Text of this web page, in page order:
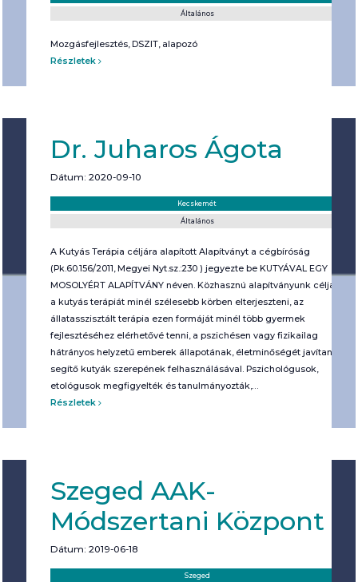
Általános
Mozgásfejlesztés, DSZIT, alapozó
Részletek
Dr. Juharos Ágota
Dátum: 2020-09-10
Kecskemét
Általános
A Kutyás Terápia céljára alapított Alapítványt a cégbíróság
(Pk.60.156/2011, Megyei Nyt.sz.:230 ) jegyezte be KUTYÁVAL EGY
MOSOLYÉRT ALAPÍTVÁNY néven. Közhasznú alapítványunk célja,
a kutyás terápiát minél szélesebb körben elterjeszteni, az
állatasszisztált terápia ezen formáját minél több gyermek
fejlesztéséhez elérhetővé tenni, a pszichésen vagy fizikailag
hátrányos helyzetű emberek állapotának, életminőségét javítani a
segítő kutyák szerepének felhasználásával. Pszichológusok,
etológusok megfigyelték és tanulmányozták,…
Részletek
Szeged AAK-
Módszertani Központ
Dátum: 2019-06-18
Szeged